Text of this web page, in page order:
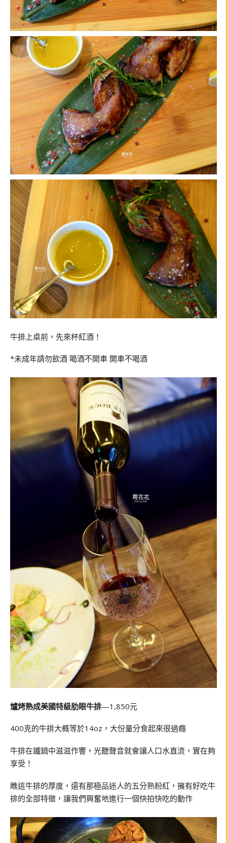
牛排上桌前，先來杯紅酒！
*未成年請勿飲酒 喝酒不開車 開車不喝酒
爐烤熟成美國特級肋眼牛排—1,850元
400克的牛排大概等於14oz，大份量分食起來很過癮
牛排在鐵鍋中滋滋作響，光聽聲音就會讓人口水直流，實在夠
享受！
瞧這牛排的厚度，還有那極品迷人的五分熟粉紅，擁有好吃牛
排的全部特徵，讓我們興奮地進行一個快拍快吃的動作